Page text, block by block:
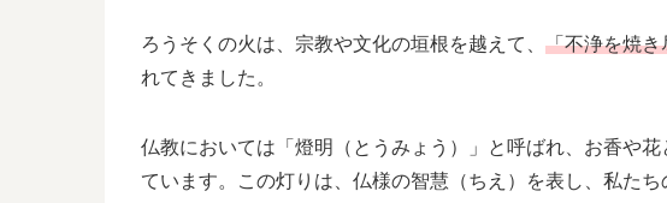
ろうそくの火は、宗教や文化の垣根を越えて、 「不浄を焼き
れてきました。
仏教においては「燈明（とうみょう）」と呼ばれ、お香や
ています。この灯りは、仏様の智慧（ちえ）を表し、私たち